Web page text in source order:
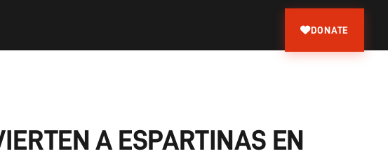
DONATE
A ESPARTINAS EN